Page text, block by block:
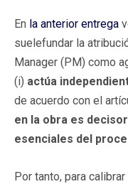
En la anterior entrega
suelefundar la
Manager (PM) como
(i) actúa
de acuerdo con el
en la obra es
esenciales del
Por tanto, para